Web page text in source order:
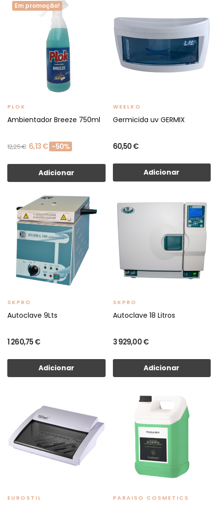
Em promoção!
PLOK
Ambientador Breeze 750ml
12,25 € 6,13 € -50%
Adicionar
WEELKO
Germicida uv GERMIX
60,50 €
Adicionar
SKPRO
Autoclave 9Lts
1 260,75 €
Adicionar
SKPRO
Autoclave 18 Litros
3 929,00 €
Adicionar
EUROSTIL PARAISO COSMETICS